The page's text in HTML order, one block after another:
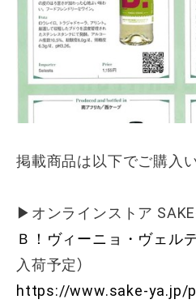
掲載商品は以下でご購入
▶オンラインストア
Ｂ！ヴィーニョ・ヴェルデ
入荷予定）
https://www.sake-ya.jp/